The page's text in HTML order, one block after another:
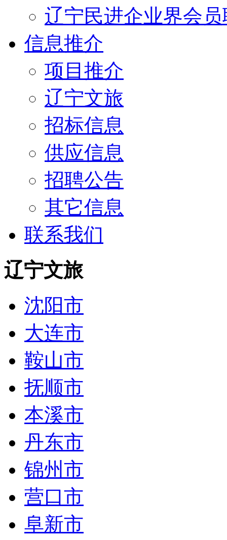
辽宁民进企业界会
信息推介
项目推介
辽宁文旅
招标信息
供应信息
招聘公告
其它信息
联系我们
辽宁文旅
沈阳市
大连市
鞍山市
抚顺市
本溪市
丹东市
锦州市
营口市
阜新市